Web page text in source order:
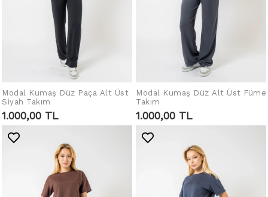
SEPETE EKLE
Modal Kumaş Düz Paça Alt Üst
Siyah Takım
1.000,00 TL
SEPETE EKLE
Modal Kumaş Düz Alt Üst Füme
Takım
1.000,00 TL